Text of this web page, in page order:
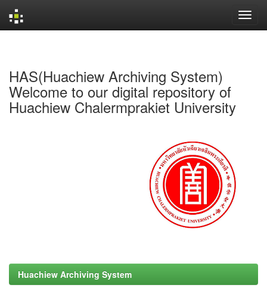
HAS(Huachiew Archiving System)
Welcome to our digital repository of
Huachiew Chalermprakiet University
Huachiew Archiving System